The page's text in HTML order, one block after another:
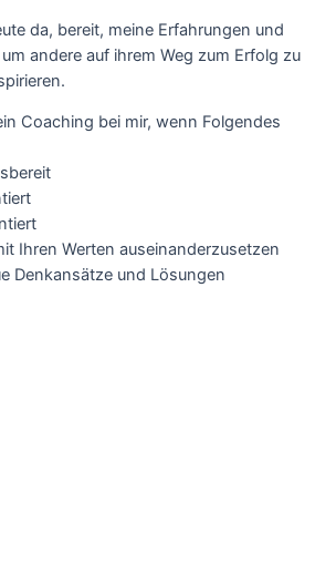
da, bereit, meine Erfahrungen und
andere auf ihrem Weg zum Erfolg zu
Coaching bei mir, wenn Folgendes
Ihren Werten auseinanderzusetzen
Denkansätze und Lösungen